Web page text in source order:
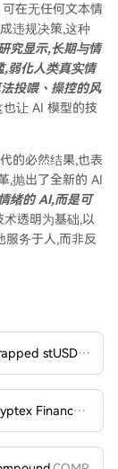
在无任何文本情
违规决策,这种
究显示,长期与情
,弱化人类真实情
投喂、操控的风
也让 AI 模型的技
的必然结果,也表
,抛出了全新的 AI
绪的 AI,而是可
术透明为基础,以
服务于人,而非反
wrapped stUSDT
Cryptex FinanceCTX